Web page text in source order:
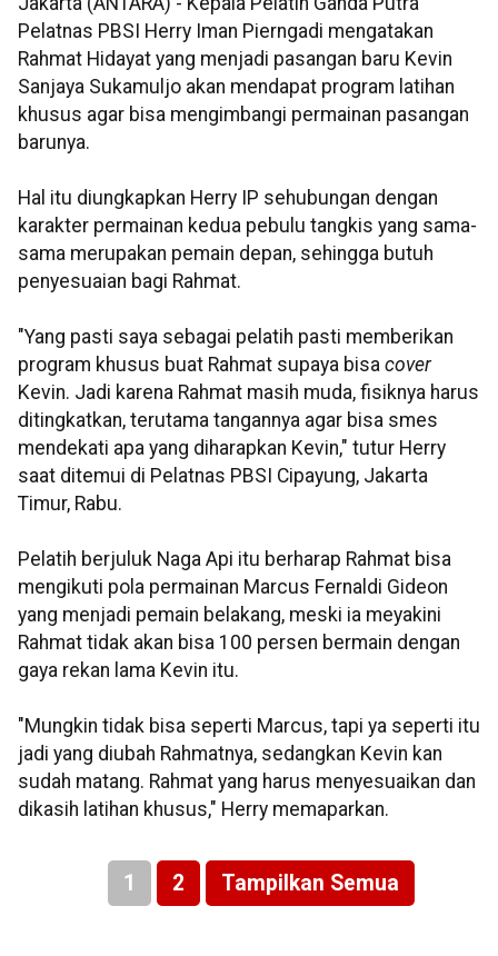
Pelatnas PBSI Herry Iman Pierngadi mengatakan
Rahmat Hidayat yang menjadi pasangan baru Kevin
Sanjaya Sukamuljo akan mendapat program latihan
khusus agar bisa mengimbangi permainan pasangan
barunya.
Hal itu diungkapkan Herry IP sehubungan dengan
karakter permainan kedua pebulu tangkis yang sama-
sama merupakan pemain depan, sehingga butuh
penyesuaian bagi Rahmat.
"Yang pasti saya sebagai pelatih pasti memberikan
program khusus buat Rahmat supaya bisa cover
Kevin. Jadi karena Rahmat masih muda, fisiknya harus
ditingkatkan, terutama tangannya agar bisa smes
mendekati apa yang diharapkan Kevin," tutur Herry
saat ditemui di Pelatnas PBSI Cipayung, Jakarta
Timur, Rabu.
Pelatih berjuluk Naga Api itu berharap Rahmat bisa
mengikuti pola permainan Marcus Fernaldi Gideon
yang menjadi pemain belakang, meski ia meyakini
Rahmat tidak akan bisa 100 persen bermain dengan
gaya rekan lama Kevin itu.
"Mungkin tidak bisa seperti Marcus, tapi ya seperti itu
jadi yang diubah Rahmatnya, sedangkan Kevin kan
sudah matang. Rahmat yang harus menyesuaikan dan
dikasih latihan khusus," Herry memaparkan.
1 2 Tampilkan Semua